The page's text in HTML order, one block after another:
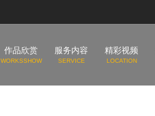
作品欣赏
WORKSSHOW
服务内容
SERVICE
精彩视频
LOCATION